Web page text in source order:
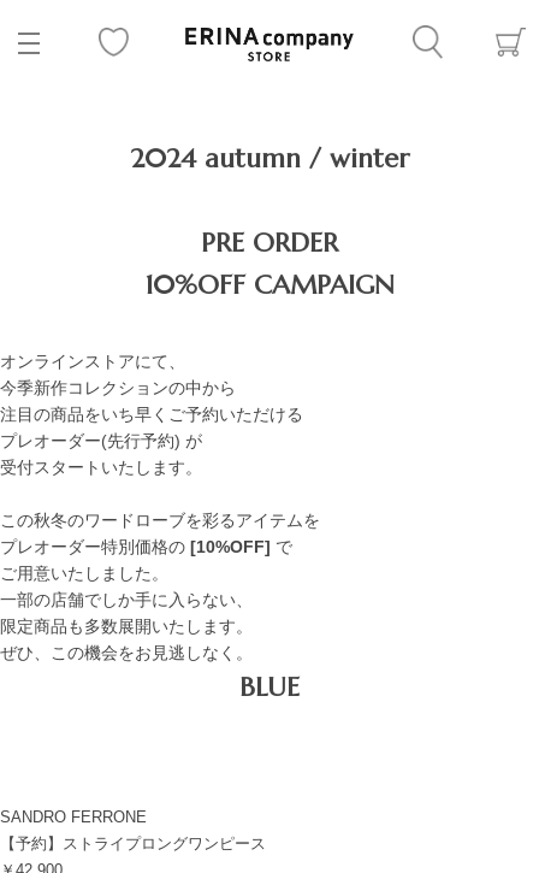
2024 autumn / winter
PRE ORDER
10%OFF CAMPAIGN
オンラインストアにて、
今季新作コレクションの中から
注目の商品をいち早くご予約いただける
プレオーダー(先行予約) が
受付スタートいたします。
この秋冬のワードローブを彩るアイテムを
プレオーダー特別価格の [10%OFF] で
ご用意いたしました。
一部の店舗でしか手に入らない、
限定商品も多数展開いたします。
ぜひ、この機会をお見逃しなく。
BLUE
SANDRO FERRONE
【予約】ストライプロングワンピース